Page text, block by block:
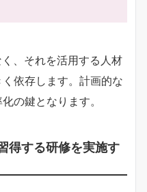
、それを活用する人材
依存します。計画的な
の鍵となります。
得する研修を実施す